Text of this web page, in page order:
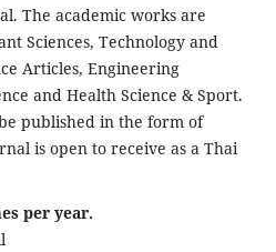
The academic works are
Sciences, Technology and
Articles, Engineering
and Health Science & Sport.
published in the form of
is open to receive as a Thai
per year.